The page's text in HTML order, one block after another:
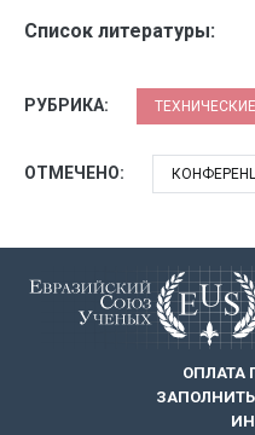
Список литературы:
РУБРИКА:
ОТМЕЧЕНО:
ОПЛАТА